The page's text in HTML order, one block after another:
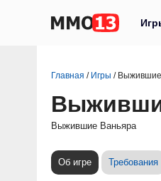
Главная / Игры /
Выжившие Ваньяра
Об игре Требования